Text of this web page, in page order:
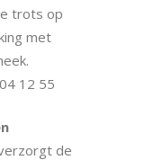
trots op
met
12 55
de